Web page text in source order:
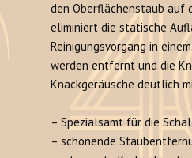
den Oberflächenstaub
eliminiert die statische
Reinigungsvorgang in
werden entfernt und die
Knackgeräusche deutlich
– Spezialsamt für die
– schonende